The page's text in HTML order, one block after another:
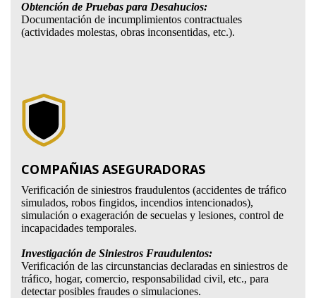
Obtención de Pruebas para Desahucios:
Documentación de incumplimientos contractuales
(actividades molestas, obras inconsentidas, etc.).
COMPAÑIAS ASEGURADORAS
Verificación de siniestros fraudulentos (accidentes de tráfico
simulados, robos fingidos, incendios intencionados),
simulación o exageración de secuelas y lesiones, control de
incapacidades temporales.
Investigación de Siniestros Fraudulentos:
Verificación de las circunstancias declaradas en siniestros de
tráfico, hogar, comercio, responsabilidad civil, etc., para
detectar posibles fraudes o simulaciones.